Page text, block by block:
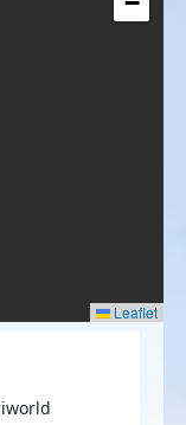
Leaflet